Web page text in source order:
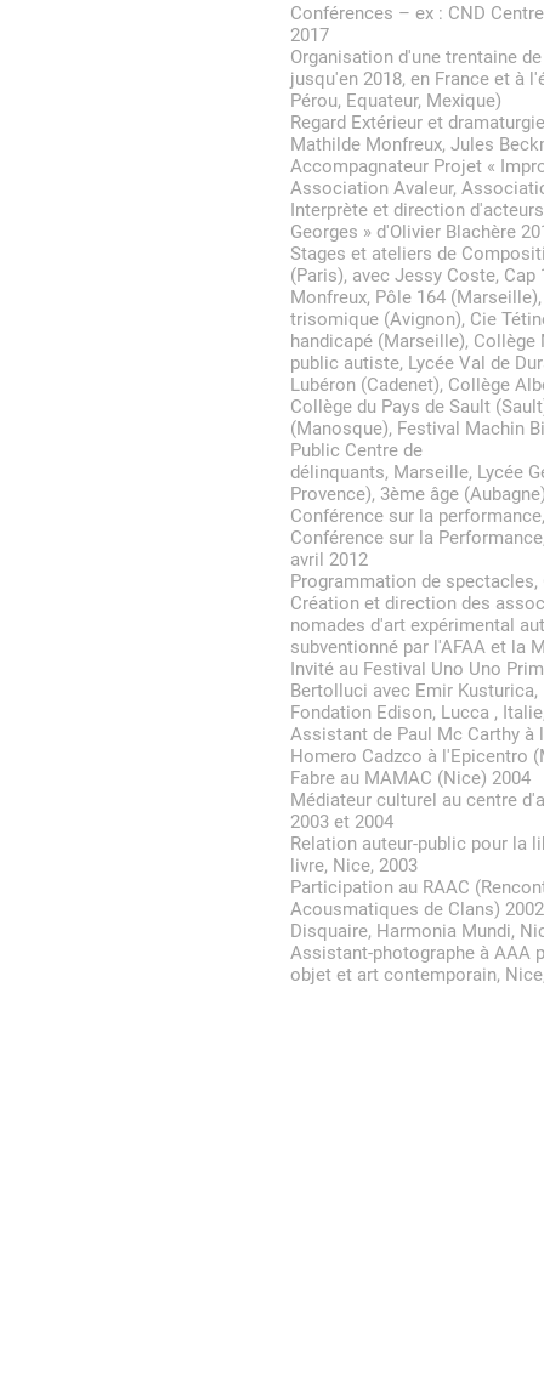
Conférences – ex : CND
2017
Organisation d'une trentaine
jusqu'en 2018, en France et à
Pérou, Equateur, Mexique)
Regard Extérieur et
Mathilde Monfreux, Jules
Accompagnateur Projet «
Association Avaleur,
Interprète et direction
Georges » d'Olivier Blachère
Stages et ateliers de
(Paris), avec Jessy Coste,
Monfreux, Pôle 164
trisomique (Avignon), Cie
handicapé (Marseille),
public autiste, Lycée Val de
Lubéron (Cadenet), Collège
Collège du Pays de Sault
(Manosque), Festival Machin
Public Centre de
délinquants, Marseille, Lycée
Provence), 3ème âge
Conférence sur la
Conférence sur la
avril 2012
Programmation de spectacles,
Création et direction des
nomades d'art expérimental
subventionné par l'AFAA et la
Invité au Festival Uno Uno
Bertolluci avec Emir
Fondation Edison, Lucca ,
Assistant de Paul Mc Carthy à
Homero Cadzco à l'Epicentro
Fabre au MAMAC (Nice) 2004
Médiateur culturel au centre
2003 et 2004
Relation auteur-public pour la
livre, Nice, 2003
Participation au RAAC
Acousmatiques de Clans)
Disquaire, Harmonia Mundi,
Assistant-photographe à AAA
objet et art contemporain,